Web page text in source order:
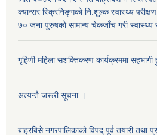
क्यान्सर स्क्रिनिङ्गको नि:शुल्क स्वास्थ्य
७० जना पुरुषको सामान्य चेकजाँच गरी स्वास्थ्य
गृहिणी महिला सशक्तिकरण कार्यक्रममा सहभागी
अत्यन्तै जरूरी सूचना ।
बाह्रबिसे नगरपालिकाको विपद् पूर्व तयारी तथा